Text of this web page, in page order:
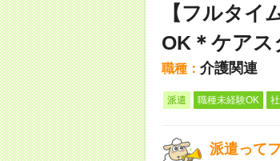
【フルタイ
OK＊ケアス
職種： 介護関連
派遣 職種未経験OK
派遣って